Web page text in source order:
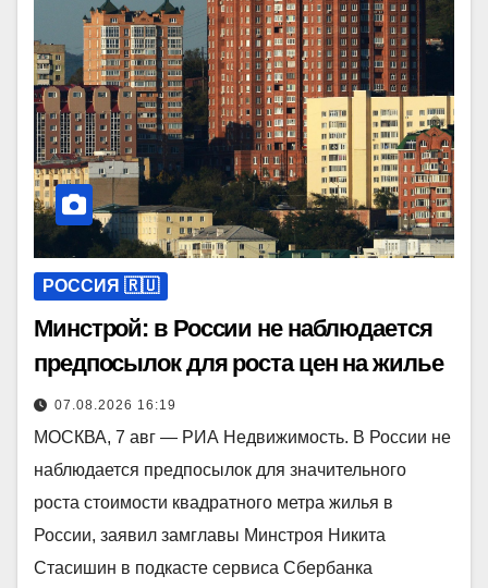
РОССИЯ 🇷🇺
Минстрой: в России не наблюдается
предпосылок для роста цен на жилье
07.08.2026 16:19
МОСКВА, 7 авг — РИА Недвижимость. В России не
наблюдается предпосылок для значительного
роста стоимости квадратного метра жилья в
России, заявил замглавы Минстроя Никита
Стасишин в подкасте сервиса Сбербанка